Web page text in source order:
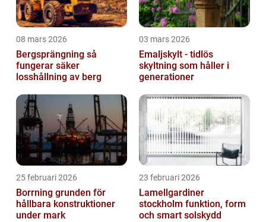
08 mars 2026
Bergsprängning så
fungerar säker
losshållning av berg
03 mars 2026
Emaljskylt - tidlös
skyltning som håller i
generationer
25 februari 2026
Borrning grunden för
hållbara konstruktioner
under mark
23 februari 2026
Lamellgardiner
stockholm funktion, form
och smart solskydd